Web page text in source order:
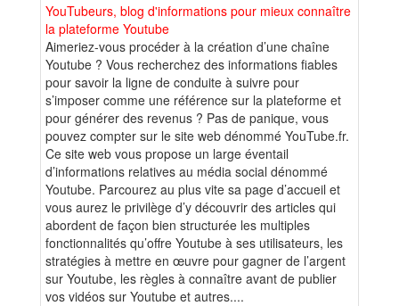
YouTubeurs, blog d'informations pour mieux connaître
la plateforme Youtube
Aimeriez-vous procéder à la création d’une chaîne
Youtube ? Vous recherchez des informations fiables
pour savoir la ligne de conduite à suivre pour
s’imposer comme une référence sur la plateforme et
pour générer des revenus ? Pas de panique, vous
pouvez compter sur le site web dénommé YouTube.fr.
Ce site web vous propose un large éventail
d’informations relatives au média social dénommé
Youtube. Parcourez au plus vite sa page d’accueil et
vous aurez le privilège d’y découvrir des articles qui
abordent de façon bien structurée les multiples
fonctionnalités qu’offre Youtube à ses utilisateurs, les
stratégies à mettre en œuvre pour gagner de l’argent
sur Youtube, les règles à connaître avant de publier
vos vidéos sur Youtube et autres....